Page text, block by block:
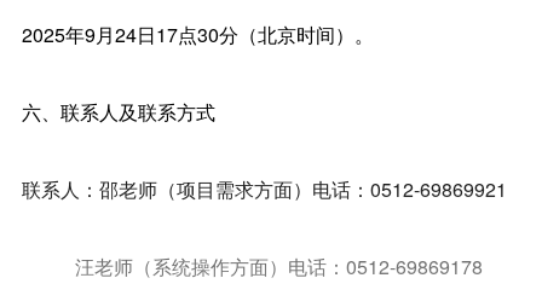
2025年9月24日17点30分（北京时间）。
六、联系人及联系方式
联系人：邵老师（项目需求方面）电话：0512-69869921
汪老师（系统操作方面）电话：0512-69869178